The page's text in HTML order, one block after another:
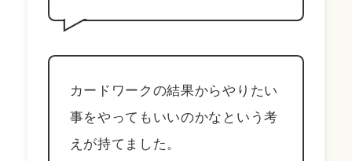
カードワークの結果からやりたい
事をやってもいいのかなという考
えが持てました。